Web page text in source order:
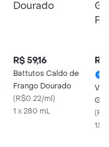
R$ 59,16
Battutos Caldo de
Frango Dourado
(R$0.22/ml)
1 x 280 mL
R$
(